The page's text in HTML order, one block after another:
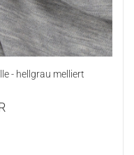
- hellgrau melliert